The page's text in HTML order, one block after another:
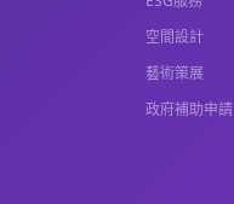
空間設計
藝術策展
政府補助申請